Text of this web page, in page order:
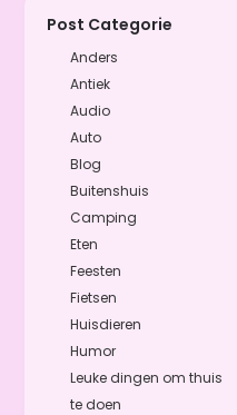
Post Categorie
Anders
Antiek
Audio
Auto
Blog
Buitenshuis
Camping
Eten
Feesten
Fietsen
Huisdieren
Humor
Leuke dingen om thuis
te doen